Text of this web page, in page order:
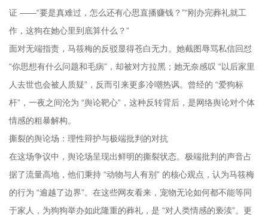
证 ——“要是真难过，怎么还有心思直播赚钱？”“刚办完葬礼就工
作，这狗在她心里到底算什么？”
面对无端指责，马筱梅的反驳显得苍白无力。她截图辱骂私信回怼
“你思想有什么问题和毛病”，却被对方拉黑；她无奈感叹 “以后家里
人去世也会被人质疑”，反而引来更多冷嘲热讽。曾经的 “爱狗标
杆”，一夜之间沦为 “舆论靶心”，这种反转背后，是网络舆论对个体
情感的粗暴解构。
撕裂的舆论场：理性辩护与极端批判的对抗
在这场争议中，舆论场呈现出鲜明的撕裂状态。极端批判的声音占
据了流量高地，他们秉持 “动物与人有别” 的核心观点，认为马筱梅
的行为 “逾越了边界”。在这些网友看来，宠物无论如何都不能等同
于家人，为狗狗举办如此隆重的葬礼，是 “对人类情感的亵渎”。更